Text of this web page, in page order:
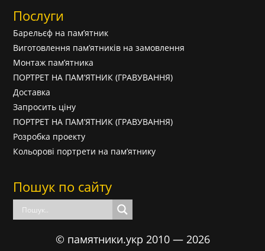
Послуги
Барельєф на пам’ятник
Виготовлення пам’ятників на замовлення
Монтаж пам’ятника
ПОРТРЕТ НА ПАМ’ЯТНИК (ГРАВУВАННЯ)
Доставка
Запросить ціну
ПОРТРЕТ НА ПАМ’ЯТНИК (ГРАВУВАННЯ)
Розробка проекту
Кольорові портрети на пам’ятнику
Пошук по сайту
© памятники.укр 2010 — 2026